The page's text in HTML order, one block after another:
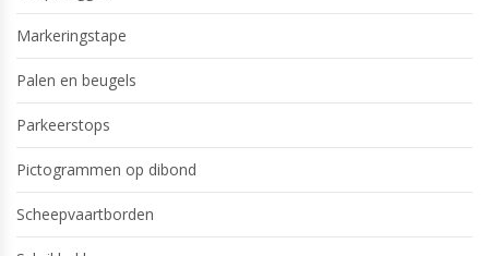
Markeringstape
Palen en beugels
Parkeerstops
Pictogrammen op dibond
Scheepvaartborden